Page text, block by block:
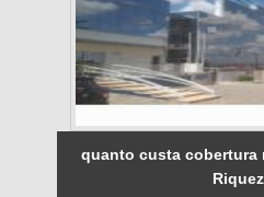
quanto custa cobertura